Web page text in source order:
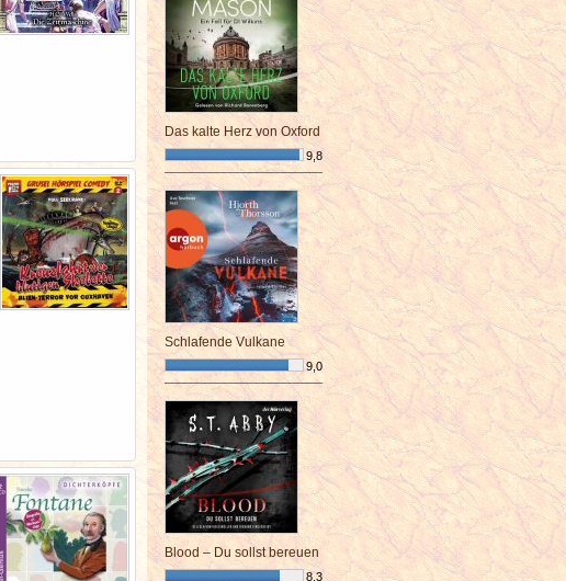
Das kalte Herz von Oxford
9,8
¯¯¯¯¯¯¯¯¯¯¯¯¯¯¯¯¯¯¯¯¯¯¯¯
Schlafende Vulkane
9,0
¯¯¯¯¯¯¯¯¯¯¯¯¯¯¯¯¯¯¯¯¯¯¯¯
Blood – Du sollst bereuen
8,3